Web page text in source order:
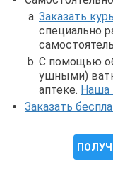
Заказать
специально
С помощью
ушными)
аптеке. Наша
Заказать